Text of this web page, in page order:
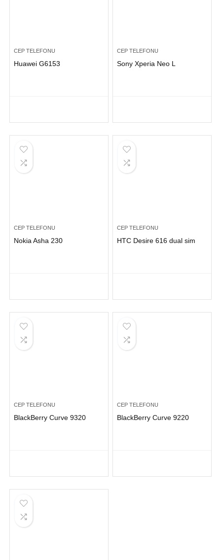
CEP TELEFONU
Huawei G6153
CEP TELEFONU
Sony Xperia Neo L
CEP TELEFONU
Nokia Asha 230
CEP TELEFONU
HTC Desire 616 dual sim
CEP TELEFONU
BlackBerry Curve 9320
CEP TELEFONU
BlackBerry Curve 9220